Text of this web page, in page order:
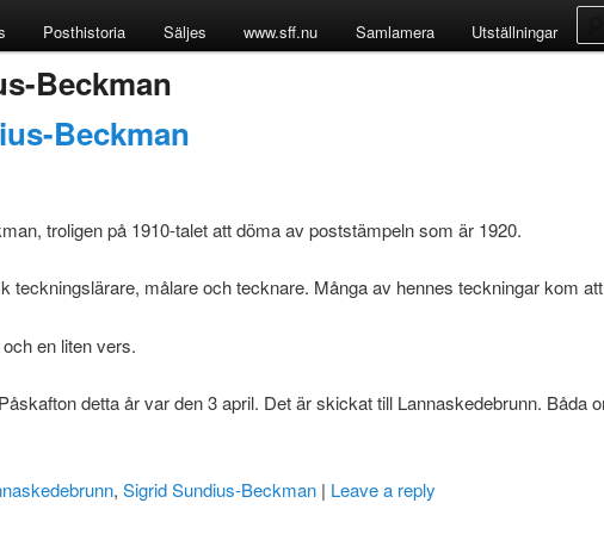
Posthistoria Säljes www.sff.nu Samlamera Utställningar
Beckman
Beckman
troligen på 1910-talet att döma av poststämpeln som är 1920.
målare och tecknare. Många av hennes teckningar kom
en liten vers.
detta år var den 3 april. Det är skickat till Lannaskedebrunn. Båda
, Sigrid Sundius-Beckman | Leave a reply